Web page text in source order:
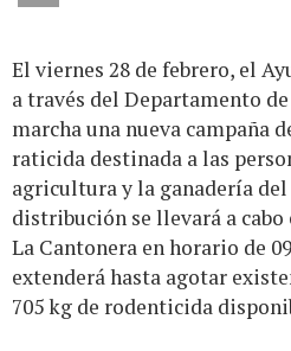
El viernes 28 de febrero, el
a través del Departamento
marcha una nueva campaña
raticida destinada a las
agricultura y la ganadería
distribución se llevará a
La Cantonera en horario de
extenderá hasta agotar
705 kg de rodenticida